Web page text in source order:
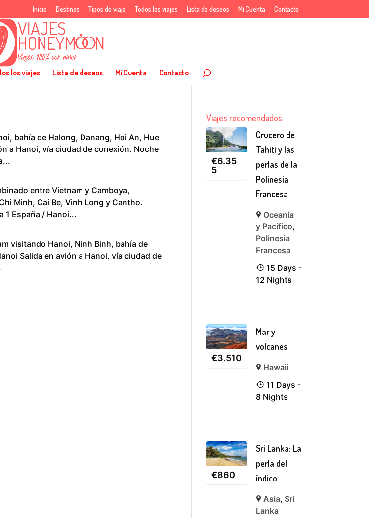
Inicio Destinos Tipos de viaje Todos los viajes Lista de deseos Mi Cuenta Contacto
los viajes Lista de deseos Mi Cuenta Contacto
bahía de Halong, Danang, Hoi An, Hue
a Hanoi, vía ciudad de conexión. Noche
entre Vietnam y Camboya,
Minh, Cai Be, Vinh Long y Cantho.
1 España / Hanoi...
visitando Hanoi, Ninh Binh, bahía de
Salida en avión a Hanoi, vía ciudad de
Viajes recomendados
€6.35
5
Crucero de
Tahiti y las
perlas de la
Polinesia
Francesa
Oceanía
y Pacífico,
Polinesia
Francesa
15 Days -
12 Nights
€3.510
Mar y
volcanes
Hawaii
11 Days -
8 Nights
€860
Sri Lanka: La
perla del
índico
Asia, Sri
Lanka